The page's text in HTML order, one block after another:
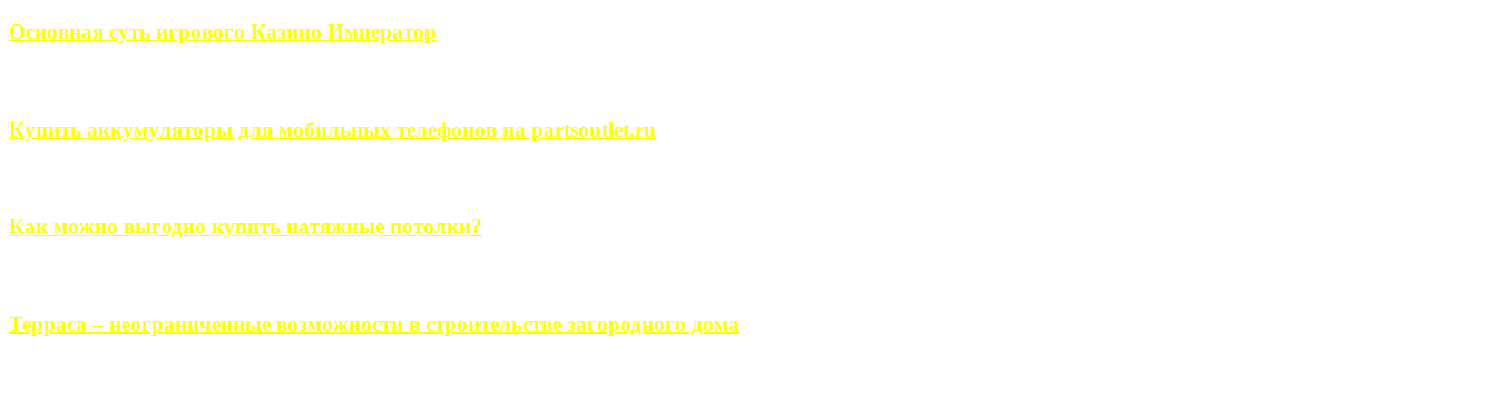
Основная суть игрового Казино Император
Купить аккумуляторы для мобильных телефонов на partsoutlet.ru
Как можно выгодно купить натяжные потолки?
Терраса – неограниченные возможности в строительстве загородного дома